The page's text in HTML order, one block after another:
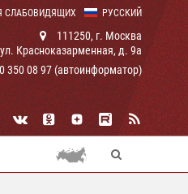
РУССКИЙ
СЛАБОВИДЯЩИХ
111250, г. Москва
ул. Красноказарменная, д. 9а
350 08 97 (автоинформатор)